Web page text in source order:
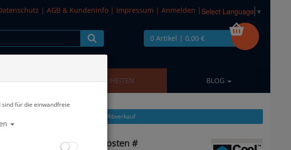
| AGB & Kundeninfo | Impressum | Anmelden | Select Language ▼
0 Artikel | 0,00 €
SALE NEUHEITEN BLOG
Alle Artikel zeigen aus: Abverkauf
Steel Gray, 35-36 - Restposten #
sind für die einwandfreie